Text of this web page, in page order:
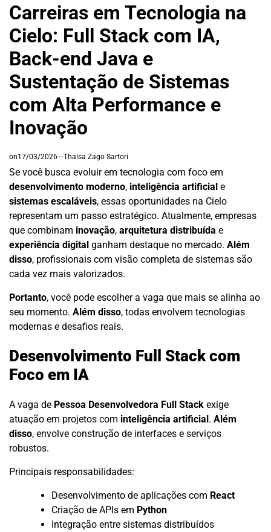
Carreiras em Tecnologia na
Cielo: Full Stack com IA,
Back-end Java e
Sustentação de Sistemas
com Alta Performance e
Inovação
on17/03/2026 Thaisa Zago Sartori
Se você busca evoluir em tecnologia com foco em
desenvolvimento moderno, inteligência artificial e
sistemas escaláveis, essas oportunidades na Cielo
representam um passo estratégico. Atualmente, empresas
que combinam inovação, arquitetura distribuída e
experiência digital ganham destaque no mercado. Além
disso, profissionais com visão completa de sistemas são
cada vez mais valorizados.
Portanto, você pode escolher a vaga que mais se alinha ao
seu momento. Além disso, todas envolvem tecnologias
modernas e desafios reais.
Desenvolvimento Full Stack com
Foco em IA
A vaga de Pessoa Desenvolvedora Full Stack exige
atuação em projetos com inteligência artificial. Além
disso, envolve construção de interfaces e serviços
robustos.
Principais responsabilidades:
Desenvolvimento de aplicações com React
Criação de APIs em Python
Integração entre sistemas distribuídos